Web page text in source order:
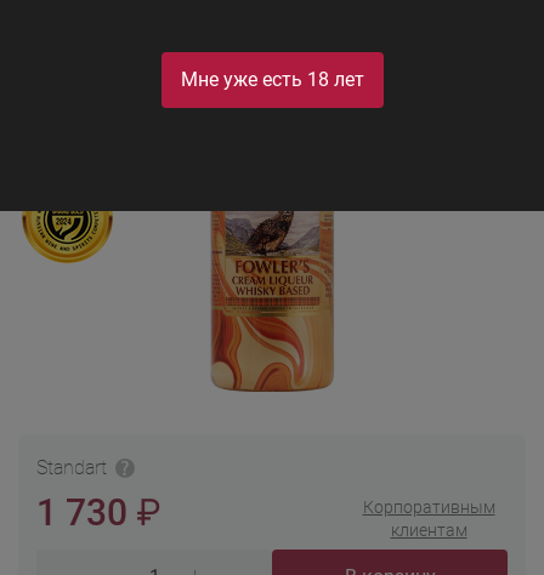
Мне уже есть 18 лет
Standart
1 730 ₽
Корпоративным
клиентам